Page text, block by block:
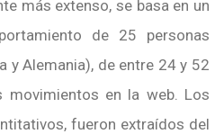
más extenso, se basa en un
de 25 personas
y Alemania), de entre 24 y 52
movimientos en la web. Los
fueron extraídos del